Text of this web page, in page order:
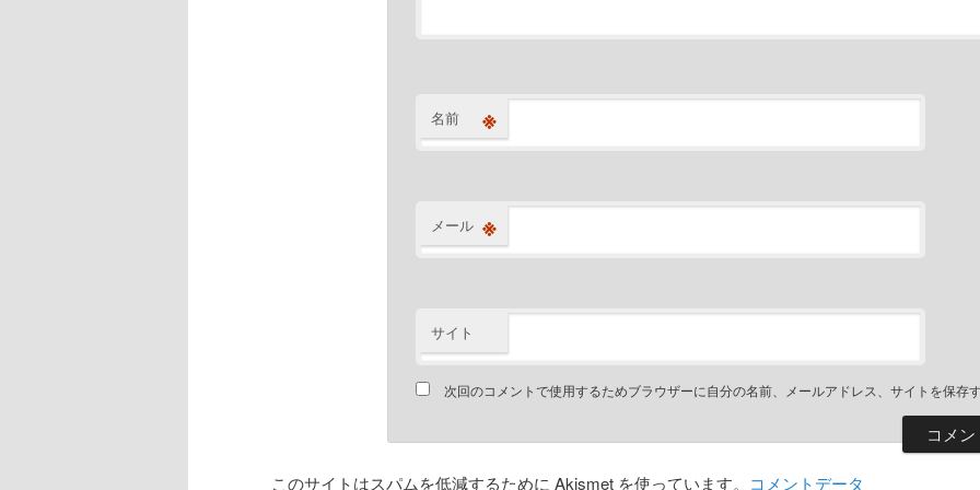
名前 ※
メール ※
サイト
次回のコメントで使用するためブラウザーに自分の名前、メールアドレス、サイトを保存
このサイトはスパムを低減するために Akismet を使っています。 コメントデータ